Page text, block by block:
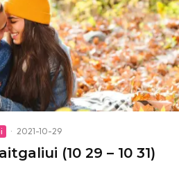
· 2021-10-29
(10 29 – 10 31)